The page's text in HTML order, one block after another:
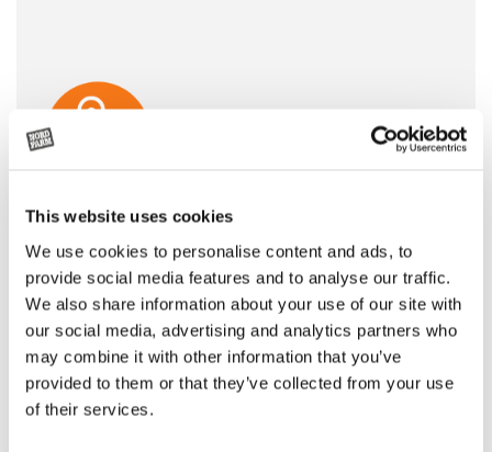
This website uses cookies
We use cookies to personalise content and ads, to
provide social media features and to analyse our traffic.
We also share information about your use of our site with
our social media, advertising and analytics partners who
may combine it with other information that you’ve
provided to them or that they’ve collected from your use
of their services.
ENKEL MANÖVRERING
Från enkel mekanik till avancerade joysticksystem –
styrningen anpassas efter behov och ger god
kontroll, ökad komfort och hög effektivitet vid daglig
drift.